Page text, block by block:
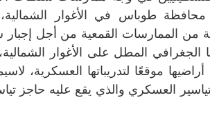
محافظة طوباس في الأغوار
من الممارسات القمعية من أجل إجبار
الجغرافي المطل على الأغوار
موقعًا لتدريباتها العسكرية،
العسكري والذي يقع عليه حاجز